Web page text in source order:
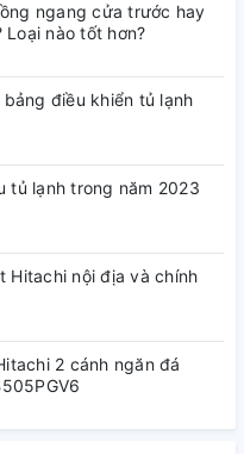
ngang cửa trước hay
nào tốt hơn?
điều khiển tủ lạnh
tủ lạnh trong năm 2023
Hitachi nội địa và chính
2 cánh ngăn đá